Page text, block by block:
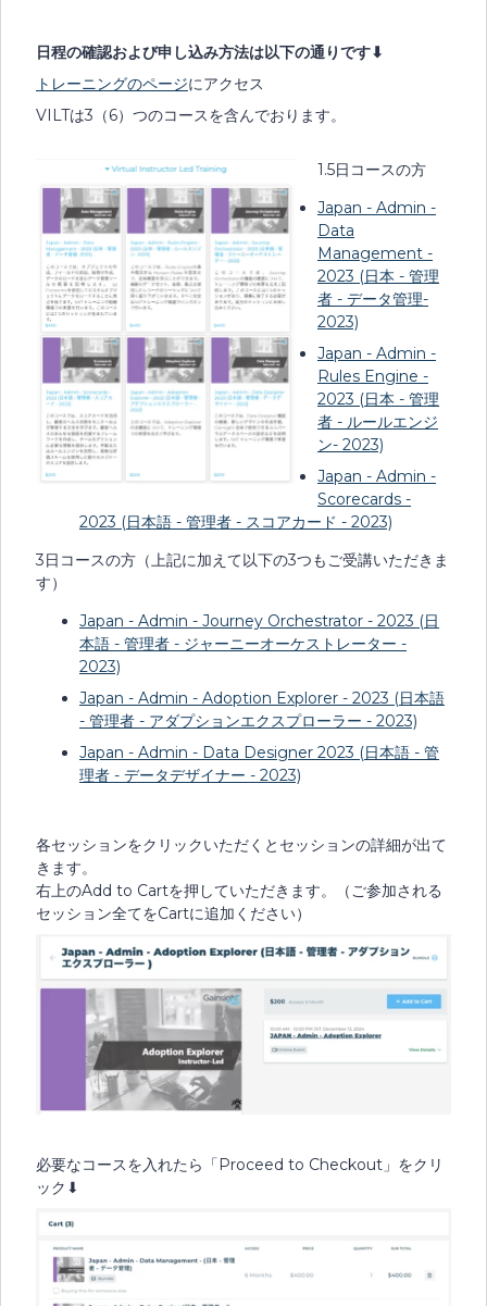
日程の確認および申し込み方法は以下の通りです⬇︎
トレーニングのページにアクセス
VILTは3（6）つのコースを含んでおります。
1.5日コースの方
Japan - Admin -
Data
Management -
2023 (日本 - 管理
者 - データ管理-
2023)
Japan - Admin -
Rules Engine -
2023 (日本 - 管理
者 - ルールエンジ
ン- 2023)
Japan - Admin -
Scorecards -
2023 (日本語 - 管理者 - スコアカード - 2023)
3日コースの方（上記に加えて以下の3つもご受講いただきま
す）
Japan - Admin - Journey Orchestrator - 2023 (日
本語 - 管理者 - ジャーニーオーケストレーター -
2023)
Japan - Admin - Adoption Explorer - 2023 (日本語
- 管理者 - アダプションエクスプローラー - 2023)
Japan - Admin - Data Designer 2023 (日本語 - 管
理者 - データデザイナー - 2023)
各セッションをクリックいただくとセッションの詳細が出て
きます。
右上のAdd to Cartを押していただきます。（ご参加される
セッション全てをCartに追加ください）
必要なコースを入れたら「Proceed to Checkout」をクリ
ック⬇︎